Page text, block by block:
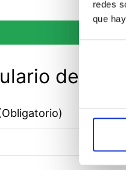
redes
que
Selección
de